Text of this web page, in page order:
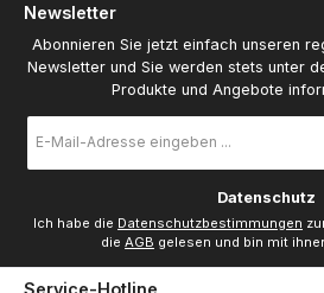
Newsletter
Abonnieren Sie jetzt einfach unseren
Newsletter und Sie werden stets unter
Produkte und Angebote
Mail-
Datenschutz
Ich habe die Datenschutzbestimmungen
die AGB gelesen und bin mit
Service-Hotline